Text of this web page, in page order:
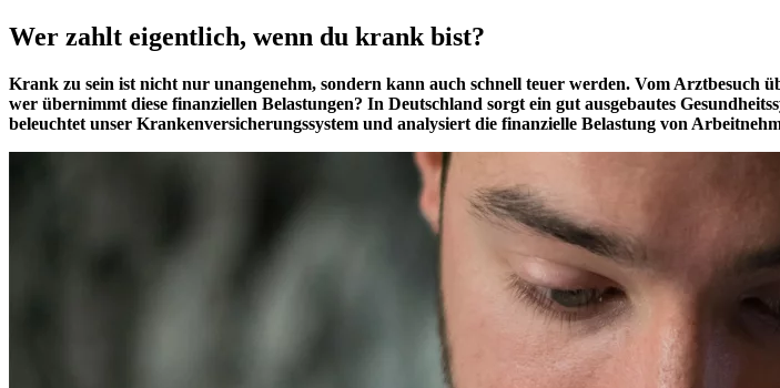
Wer zahlt eigentlich, wenn du krank bist?
Krank zu sein ist nicht nur unangenehm, sondern kann auch schnell teuer werden. Vom Arztbesuch
wer übernimmt diese finanziellen Belastungen? In Deutschland sorgt ein gut ausgebautes
beleuchtet unser Krankenversicherungssystem und analysiert die finanzielle Belastung von